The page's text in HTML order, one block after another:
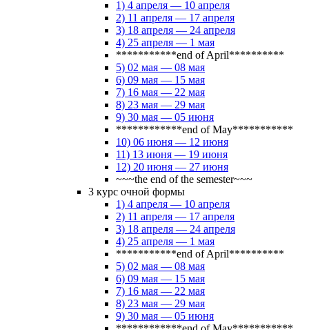
1) 4 апреля — 10 апреля
2) 11 апреля — 17 апреля
3) 18 апреля — 24 апреля
4) 25 апреля — 1 мая
***********end of April**********
5) 02 мая — 08 мая
6) 09 мая — 15 мая
7) 16 мая — 22 мая
8) 23 мая — 29 мая
9) 30 мая — 05 июня
************end of May***********
10) 06 июня — 12 июня
11) 13 июня — 19 июня
12) 20 июня — 27 июня
~~~the end of the semester~~~
3 курс очной формы
1) 4 апреля — 10 апреля
2) 11 апреля — 17 апреля
3) 18 апреля — 24 апреля
4) 25 апреля — 1 мая
***********end of April**********
5) 02 мая — 08 мая
6) 09 мая — 15 мая
7) 16 мая — 22 мая
8) 23 мая — 29 мая
9) 30 мая — 05 июня